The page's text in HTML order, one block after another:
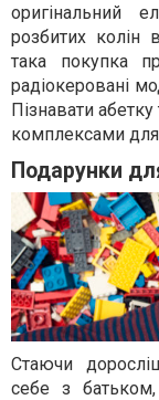
оригінальний
розбитих колін
така покупка
радіокеровані
Пізнавати
комплексами
Подарунки
Стаючи
себе з батьком,